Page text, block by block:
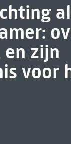
zijn
voor